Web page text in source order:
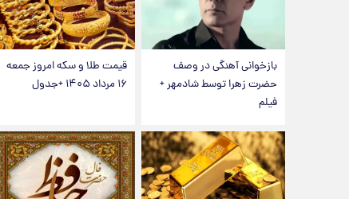
بازخوانی آهنگی در وصف
حضرت زهرا توسط شادمهر +
فیلم
قیمت طلا و سکه امروز جمعه
۱۶ مرداد ۱۴۰۵ +جدول